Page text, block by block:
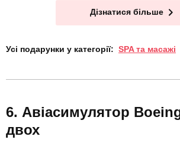
Дізнатися більше
Усі подарунки у категорії: SPA та масажі
Авіасимулятор
двох